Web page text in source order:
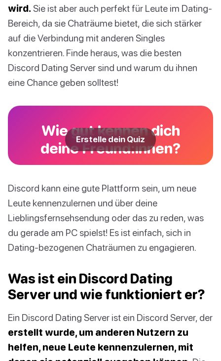
wird. Sie ist aber auch perfekt für Leute im Dating-
Bereich, da sie Chaträume bietet, die sich stärker
auf die Verbindung mit anderen Singles
konzentrieren. Finde heraus, was die besten
Discord Dating Server sind und warum du ihnen
eine Chance geben solltest!
Wie gut kennen dich
deine Freund:innen?
Erstelle dein Quiz
Discord kann eine gute Plattform sein, um neue
Leute kennenzulernen und über deine
Lieblingsfernsehsendung oder das zu reden, was
du gerade am PC spielst! Es ist einfach, sich in
Dating-bezogenen Chaträumen zu engagieren.
Was ist ein Discord Dating
Server und wie funktioniert er?
Ein Discord Dating Server ist ein Discord Server, der
erstellt wurde, um anderen Nutzern zu
helfen, neue Leute kennenzulernen, mit